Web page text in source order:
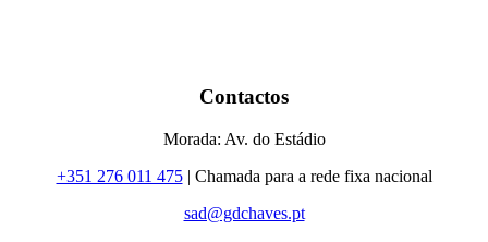
Contactos
Morada: Av. do Estádio
+351 276 011 475| Chamada para a rede fixa nacional
sad@gdchaves.pt